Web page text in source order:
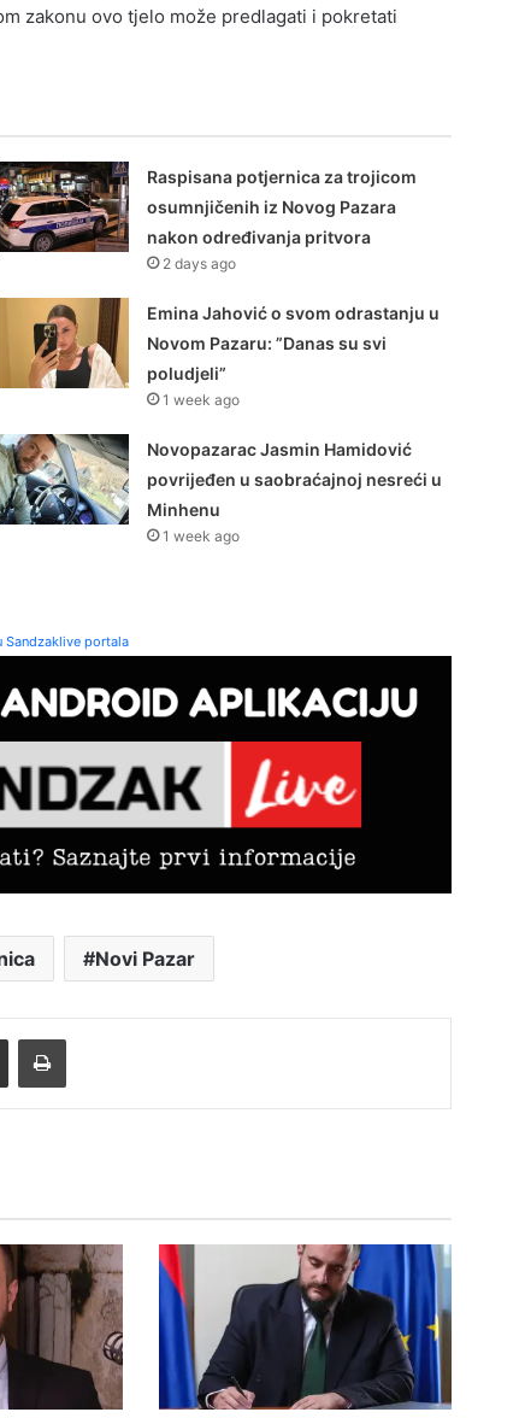
zakonu ovo tjelo može predlagati i pokretati
Raspisana potjernica za trojicom
osumnjičenih iz Novog Pazara
nakon određivanja pritvora
2 days ago
Emina Jahović o svom odrastanju u
Novom Pazaru: ”Danas su svi
poludjeli”
1 week ago
Novopazarac Jasmin Hamidović
povrijeđen u saobraćajnoj nesreći u
Minhenu
1 week ago
Sandzaklive portala
Novi Pazar
Pošalji preko E-Maila Printaj